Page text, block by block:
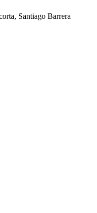
Santiago Barrera